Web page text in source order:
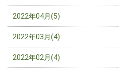
2022年04月(5)
2022年03月(4)
2022年02月(4)